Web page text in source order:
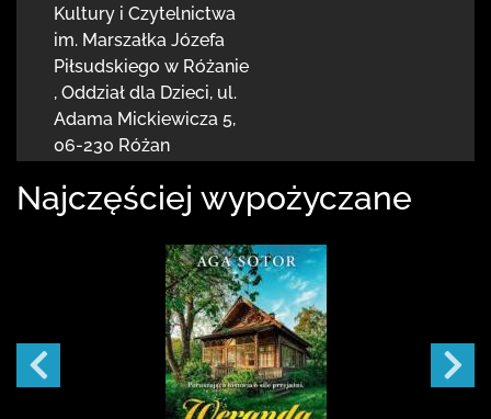
Kultury i Czytelnictwa
im. Marszałka Józefa
Piłsudskiego w Różanie
, Oddział dla Dzieci, ul.
Adama Mickiewicza 5,
06-230 Różan
Najczęściej wypożyczane